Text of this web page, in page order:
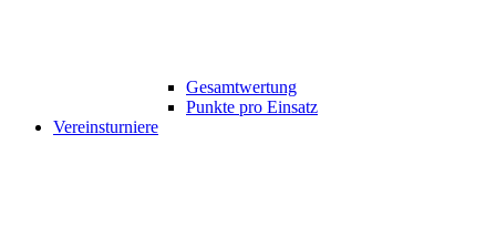
Gesamtwertung
Punkte pro Einsatz
Vereinsturniere